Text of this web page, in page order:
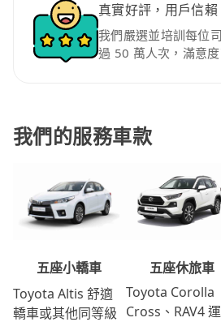
真實好評，用戶信賴
我們嚴選並培訓每位
過 50 萬人次，滿意度
我們的服務車款
五座小轎車
Toyota Altis 舒適
轎車或其他同等級
五座休旅車
Toyota Corolla
Cross、RAV4